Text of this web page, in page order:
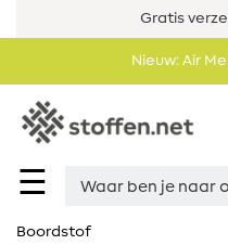
Gratis
Nieuw: Air
☰
Boordstof